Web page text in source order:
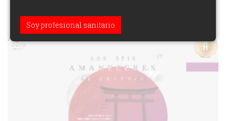
Aspid de Oro
Soy profesional sanitario